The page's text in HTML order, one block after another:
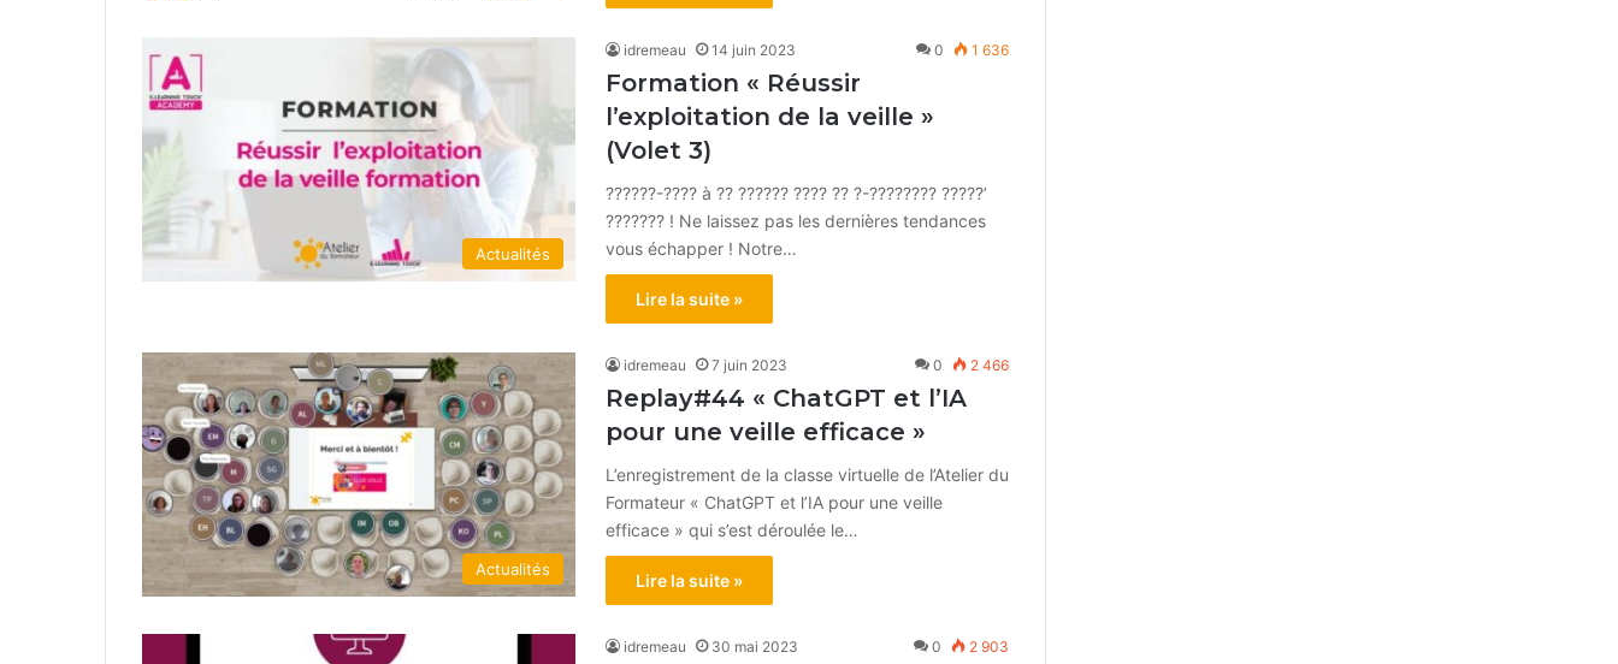
Actualités
idremeau 14 juin 2023 0 1 636
Formation « Réussir
l’exploitation de la veille »
(Volet 3)
??????-???? à ?? ?????? ???? ?? ?-???????? ?????’
??????? ! Ne laissez pas les dernières tendances
vous échapper ! Notre…
Lire la suite »
Actualités
idremeau 7 juin 2023 0 2 466
Replay#44 « ChatGPT et l’IA
pour une veille efficace »
L’enregistrement de la classe virtuelle de l’Atelier du
Formateur « ChatGPT et l’IA pour une veille
efficace » qui s’est déroulée le…
Lire la suite »
idremeau 30 mai 2023 0 2 903